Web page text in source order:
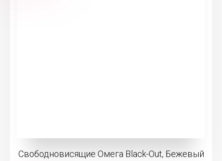
Свободновисящие Омега Black-Out, Бежевый